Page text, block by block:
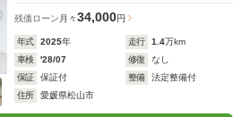
残価ローン 月々34,000円
年式 2025年 走行 1.4万km
車検
'28/07 修復
なし
保証
保証付 整備
法定整備付
住所
愛媛県松山市